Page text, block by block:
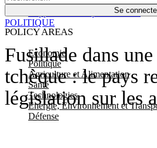
Se
POLICY AREAS
Economie
Politique
Agriculture et Alimentation
Santé
Technologies
Energie, Environnement et
Défense
Économie
Fusillade dans
tchèque : le pays
législation sur les
POLITIQUE